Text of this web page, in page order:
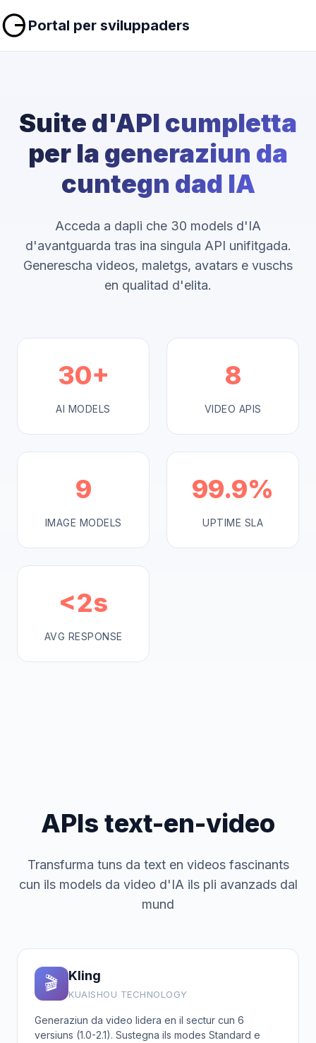
Portal per sviluppaders
Suite d'API cumpletta
per la generaziun da
cuntegn dad IA
Acceda a dapli che 30 models d'IA
d'avantguarda tras ina singula API unifitgada.
Generescha videos, maletgs, avatars e vuschs
en qualitad d'elita.
30+
AI MODELS
8
VIDEO APIS
9
IMAGE MODELS
99.9%
UPTIME SLA
<2s
AVG RESPONSE
APIs text-en-video
Transfurma tuns da text en videos fascinants
cun ils models da video d'IA ils pli avanzads dal
mund
🎬 Kling
KUAISHOU TECHNOLOGY
Generaziun da video lidera en il sectur cun 6
versiuns (1.0-2.1). Sustegna ils modes Standard e